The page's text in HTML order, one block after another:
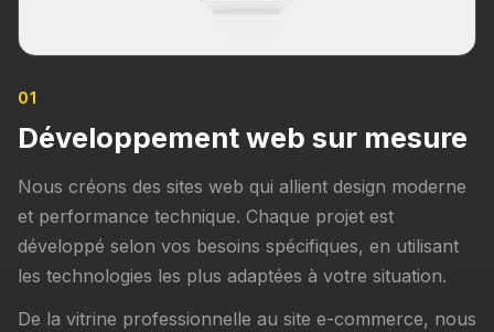
01
Développement web sur mesure
Nous créons des sites web qui allient design moderne
et performance technique. Chaque projet est
développé selon vos besoins spécifiques, en utilisant
les technologies les plus adaptées à votre situation.
De la vitrine professionnelle au site e-commerce, nous